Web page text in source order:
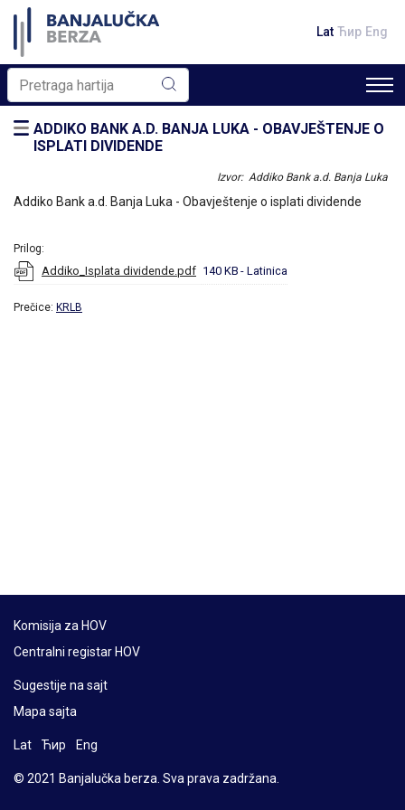
Lat Ћир Eng
ADDIKO BANK A.D. BANJA LUKA - OBAVJEŠTENJE O
ISPLATI DIVIDENDE
Izvor: Addiko Bank a.d. Banja Luka
Addiko Bank a.d. Banja Luka - Obavještenje o isplati dividende
Prilog:
Addiko_Isplata dividende.pdf 140 KB - Latinica
Prečice: KRLB
Komisija za HOV
Centralni registar HOV
Sugestije na sajt
Mapa sajta
Lat Ћир Eng
© 2021 Banjalučka berza. Sva prava zadržana.